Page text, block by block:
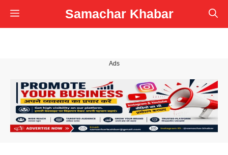
Skip
to
Samachar Khabar
Menu
Ads